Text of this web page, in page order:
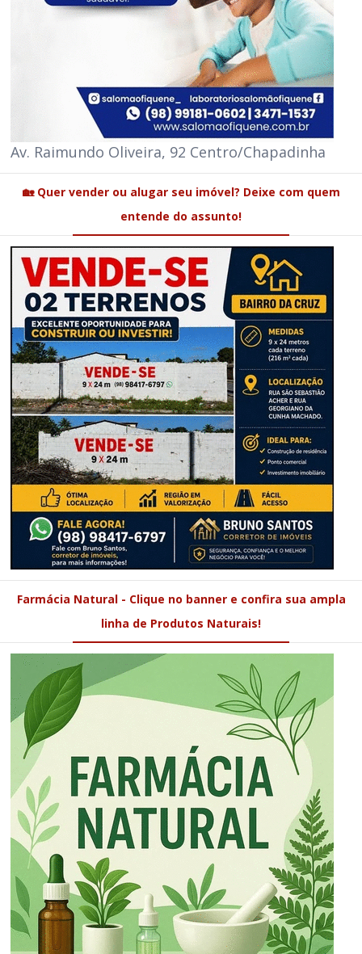
Av. Raimundo Oliveira, 92 Centro/Chapadinha
🏡 Quer vender ou alugar seu imóvel? Deixe com quem
entende do assunto!
Farmácia Natural - Clique no banner e confira sua ampla
linha de Produtos Naturais!